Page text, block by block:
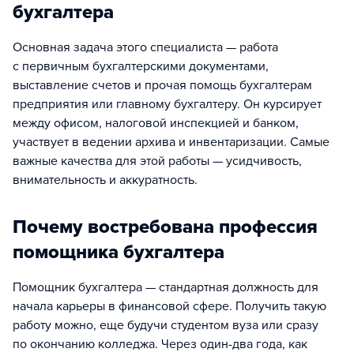
бухгалтера
Основная задача этого специалиста — работа
с первичным бухгалтерскими документами,
выставление счетов и прочая помощь бухгалтерам
предприятия или главному бухгалтеру. Он курсирует
между офисом, налоговой инспекцией и банком,
участвует в ведении архива и инвентаризации. Самые
важные качества для этой работы — усидчивость,
внимательность и аккуратность.
Почему востребована профессия
помощника бухгалтера
Помощник бухгалтера — стандартная должность для
начала карьеры в финансовой сфере. Получить такую
работу можно, еще будучи студентом вуза или сразу
по окончанию колледжа. Через один-два года, как